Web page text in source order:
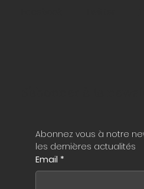
Abonnez vous à notre
les dernières actualités
Email *